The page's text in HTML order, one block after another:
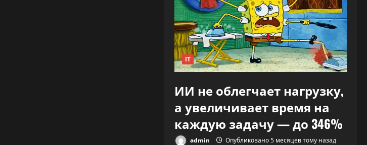
заявил,
что
ИИ
переписывает
правила
капитализма
IT
ИИ не облегчает нагрузку,
а увеличивает время на
каждую задачу — до 346%
admin Опубликовано 5 месяцев тому назад